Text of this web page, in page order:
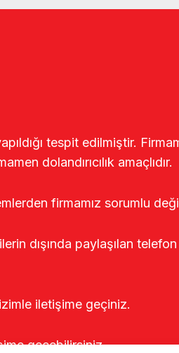
tespit edilmiştir.
dolandırıcılık amaçlıdır.
firmamız sorumlu
dışında paylaşılan
iletişime geçiniz.
geçebilirsiniz.